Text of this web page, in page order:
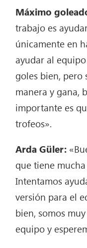
Máximo
trabajo es
únicamente en
ayudar al
goles bien, pero
manera y gana,
importante es
trofeos».
Arda Güler:
que tiene
Intentamos
versión para el
bien, somos
equipo y